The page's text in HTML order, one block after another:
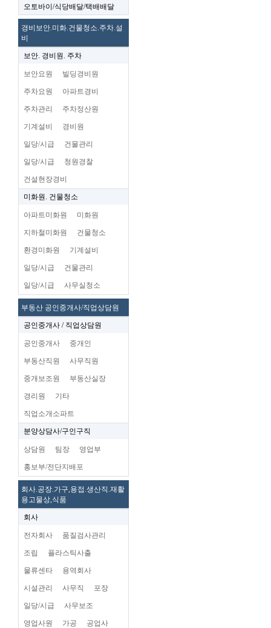
오토바이/식당배달/택배배달
경비보안.미화.건물청소.주차.설
비
보안. 경비원. 주차
보안요원 빌딩경비원
주차요원 아파트경비
주차관리 주차정산원
기계설비 경비원
일당/시급 건물관리
일당/시급 청원경찰
건설현장경비
미화원. 건물청소
아파트미화원 미화원
지하철미화원 건물청소
환경미화원 기계설비
일당/시급 건물관리
일당/시급 사무실청소
부동산 공인중개사/직업상담원
공인중개사 / 직업상담원
공인중개사 중개인
부동산직원 사무직원
중개보조원 부동산실장
경리원 기타
직업소개소파트
분양상담사/구인구직
상담원 팀장 영업부
홍보부/전단지배포
회사.공장.가구,용접.생산직.재활
용고물상,식품
회사
전자회사 품질검사관리
조립 플라스틱사출
물류센타 용역회사
시설관리 사무직 포장
일당/시급 사무보조
영업사원 가공 공업사